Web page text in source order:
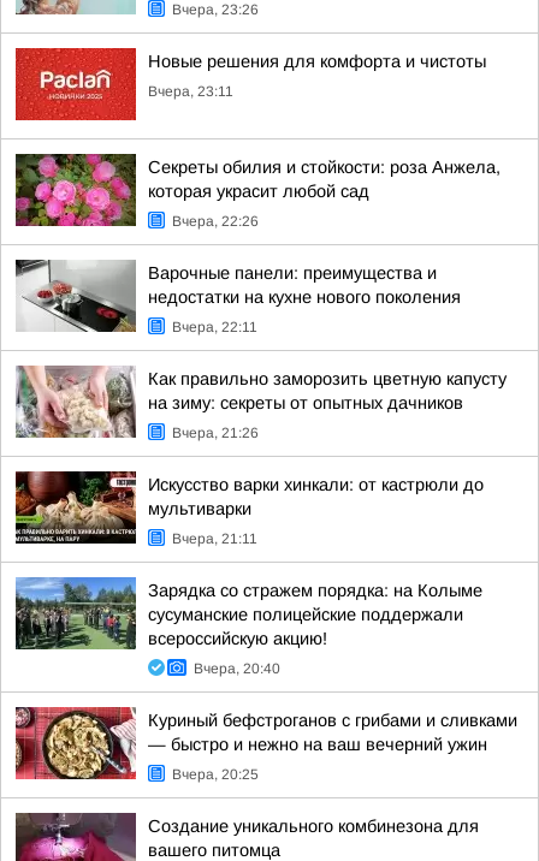
Вчера, 23:26
Новые решения для комфорта и чистоты
Вчера, 23:11
Секреты обилия и стойкости: роза Анжела,
которая украсит любой сад
Вчера, 22:26
Варочные панели: преимущества и
недостатки на кухне нового поколения
Вчера, 22:11
Как правильно заморозить цветную капусту
на зиму: секреты от опытных дачников
Вчера, 21:26
Искусство варки хинкали: от кастрюли до
мультиварки
Вчера, 21:11
Зарядка со стражем порядка: на Колыме
сусуманские полицейские поддержали
всероссийскую акцию!
Вчера, 20:40
Куриный бефстроганов с грибами и сливками
— быстро и нежно на ваш вечерний ужин
Вчера, 20:25
Создание уникального комбинезона для
вашего питомца